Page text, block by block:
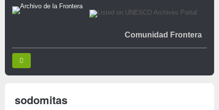
Comunidad Frontera
sodomitas